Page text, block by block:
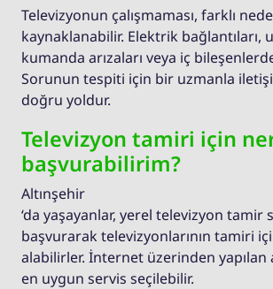
Televizyonun çalışmaması, farklı
kaynaklanabilir. Elektrik bağlantıları,
kumanda arızaları veya iç
Sorunun tespiti için bir uzmanla
doğru yoldur.
Televizyon tamiri için
başvurabilirim?
Altınşehir
‘da yaşayanlar, yerel televizyon tamir
başvurarak televizyonlarının tamiri
alabilirler. İnternet üzerinden yapılan
en uygun servis seçilebilir.